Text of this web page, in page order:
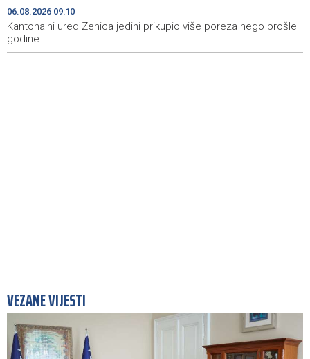
13:41
Teška nesreća kod Tomislavgrada: Četiri osobe
ozlijeđene, među njima i dijete
06.08.2026 09:10
Kantonalni ured Zenica jedini prikupio više poreza nego prošle
godine
VEZANE VIJESTI